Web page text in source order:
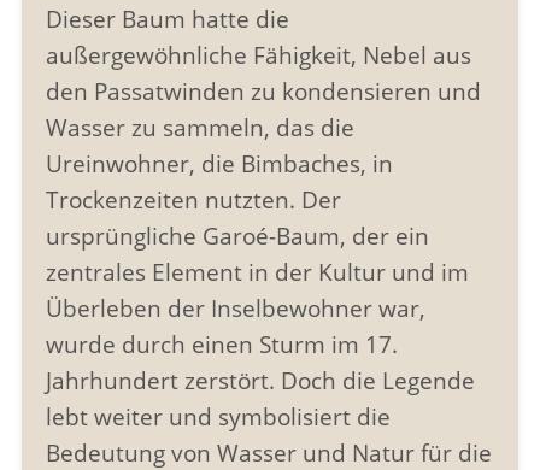
Dieser Baum hatte die
außergewöhnliche Fähigkeit, Nebel aus
den Passatwinden zu kondensieren und
Wasser zu sammeln, das die
Ureinwohner, die Bimbaches, in
Trockenzeiten nutzten. Der
ursprüngliche Garoé-Baum, der ein
zentrales Element in der Kultur und im
Überleben der Inselbewohner war,
wurde durch einen Sturm im 17.
Jahrhundert zerstört. Doch die Legende
lebt weiter und symbolisiert die
Bedeutung von Wasser und Natur für die